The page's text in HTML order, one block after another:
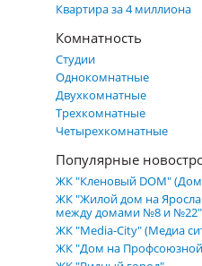
Квартира за 4 миллиона
Комнатность
Студии
Однокомнатные
Двухкомнатные
Трехкомнатные
Четырехкомнатные
Популярные
ЖК "Кленовый DOM"
ЖК "Жилой дом на
между домами №8 и №22"
ЖК "Media-City" (Медиа
ЖК "Дом на